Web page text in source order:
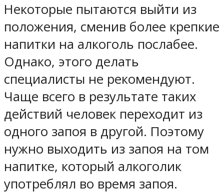
Некоторые пытаются выйти из
положения, сменив более крепкие
напитки на алкоголь послабее.
Однако, этого делать
специалисты не рекомендуют.
Чаще всего в результате таких
действий человек переходит из
одного запоя в другой. Поэтому
нужно выходить из запоя на том
напитке, который алкоголик
употреблял во время запоя.